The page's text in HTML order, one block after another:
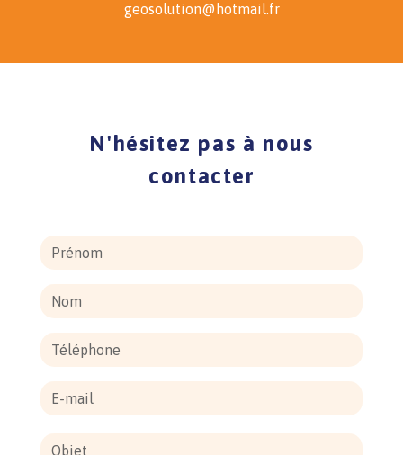
geosolution@hotmail.fr
N'hésitez pas à nous
contacter